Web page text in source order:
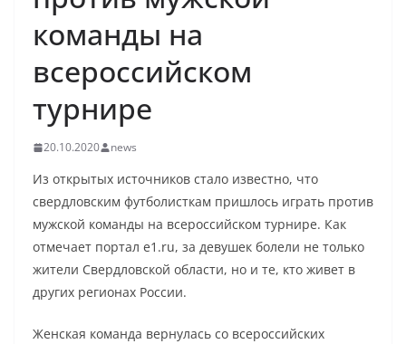
команды на
всероссийском
турнире
20.10.2020 news
Из открытых источников стало известно, что
свердловским футболисткам пришлось играть против
мужской команды на всероссийском турнире. Как
отмечает портал e1.ru, за девушек болели не только
жители Свердловской области, но и те, кто живет в
других регионах России.
Женская команда вернулась со всероссийских